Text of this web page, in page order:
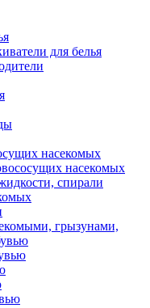
для белья
насекомых
насекомых
спирали
грызунами,